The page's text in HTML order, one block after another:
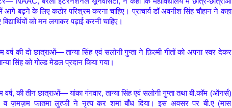
बढ़ने के लिए कठोर परिश्रम करना चाहिए। प्राचार्य डॉ अवनीश सिंह चौहान ने कहा
को मन लगाकर पढ़ाई करनी चाहिए।
की दो छात्राओं— तान्या सिंह एवं सलोनी गुप्ता ने फ़िल्मी गीतों को अपना स्वर देकर
सिंह को गोल्ड मेडल प्रदान किया गया।
की तीन छात्राओं— यांका गंगवार, तान्या सिंह एवं सलोनी गुप्ता तथा बी.कॉम (ऑनर्स)
ज़मज़म फातमा लुत्फी ने नृत्य कर शमां बाँध दिया। इस अवसर पर बी.ए (मास